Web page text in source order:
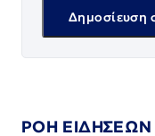
ΡΟΗ ΕΙΔΗΣΕΩΝ